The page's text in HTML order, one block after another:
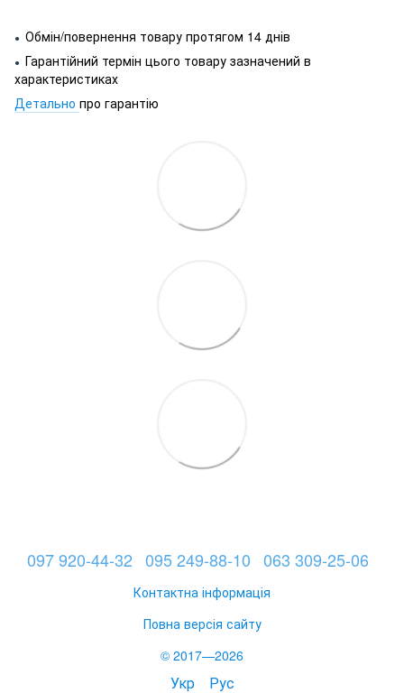
● Обмін/повернення товару протягом 14 днів
● Гарантійний термін цього товару зазначений в
характеристиках
Детально про гарантію
097 920-44-32 095 249-88-10 063 309-25-06
Контактна інформація
Повна версія сайту
© 2017—2026
Укр Рус